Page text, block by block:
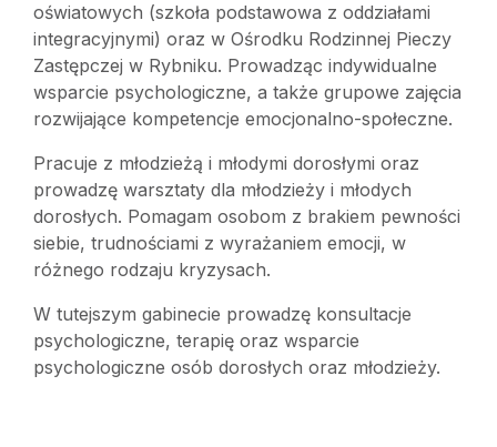
oświatowych (szkoła podstawowa z oddziałami
integracyjnymi) oraz w Ośrodku Rodzinnej Pieczy
Zastępczej w Rybniku. Prowadząc indywidualne
wsparcie psychologiczne, a także grupowe zajęcia
rozwijające kompetencje emocjonalno-społeczne.
Pracuje z młodzieżą i młodymi dorosłymi oraz
prowadzę warsztaty dla młodzieży i młodych
dorosłych. Pomagam osobom z brakiem pewności
siebie, trudnościami z wyrażaniem emocji, w
różnego rodzaju kryzysach.
W tutejszym gabinecie prowadzę konsultacje
psychologiczne, terapię oraz wsparcie
psychologiczne osób dorosłych oraz młodzieży.